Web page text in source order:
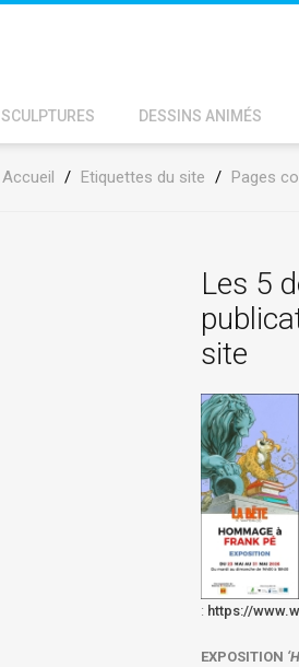
SCULPTURES DESSINS ANIMÉS
Accueil / Etiquettes du site / Pages
Les 5
site
: https://
EXPOSITION